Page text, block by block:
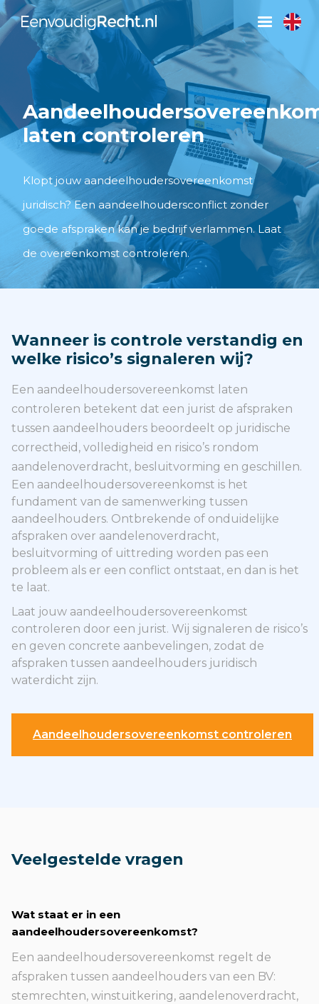
laten controleren
Klopt jouw aandeelhoudersovereenkomst
juridisch? Een aandeelhoudersconflict zonder
goede afspraken kan je bedrijf verlammen. Laat
de overeenkomst controleren.
Wanneer is controle verstandig en
welke risico’s signaleren wij?
Een aandeelhoudersovereenkomst laten
controleren betekent dat een jurist de afspraken
tussen aandeelhouders beoordeelt op juridische
correctheid, volledigheid en risico’s rondom
aandelenoverdracht, besluitvorming en geschillen.
Een aandeelhoudersovereenkomst is het
fundament van de samenwerking tussen
aandeelhouders. Ontbrekende of onduidelijke
afspraken over aandelenoverdracht,
besluitvorming of uittreding worden pas een
probleem als er een conflict ontstaat, en dan is het
te laat.
Laat jouw aandeelhoudersovereenkomst
controleren door een jurist. Wij signaleren de risico’s
en geven concrete aanbevelingen, zodat de
afspraken tussen aandeelhouders juridisch
waterdicht zijn.
Aandeelhoudersovereenkomst controleren
Veelgestelde vragen
Wat staat er in een
aandeelhoudersovereenkomst?
Een aandeelhoudersovereenkomst regelt de
afspraken tussen aandeelhouders van een BV:
stemrechten, winstuitkering, aandelenoverdracht,